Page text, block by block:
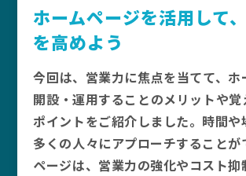
ホームページを活用して
を高めよう
今回は、営業力に焦点を当てて、ホ
開設・運用することのメリットや覚
ポイントをご紹介しました。時間や
多くの人々にアプローチすることが
ページは、営業力の強化やコスト抑